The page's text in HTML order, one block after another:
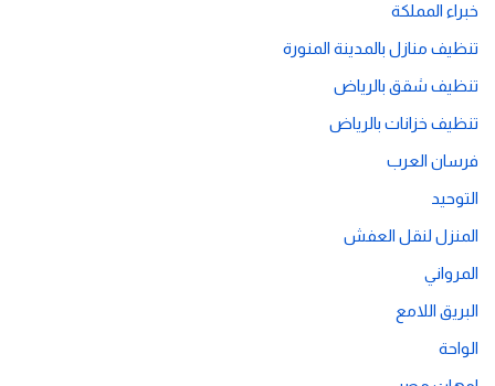
خبراء المملكة
تنظيف منازل بالمدينة المنورة
تنظيف شقق بالرياض
تنظيف خزانات بالرياض
فرسان العرب
التوحيد
المنزل لنقل العفش
المرواني
البريق اللامع
الواحة